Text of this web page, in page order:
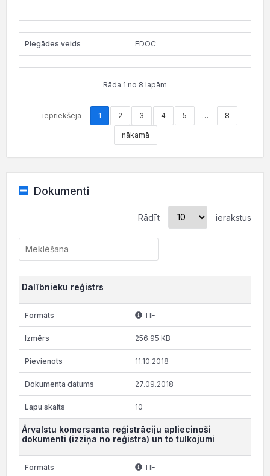
EDOC
Rāda 1 no 8 lapām
iepriekšējā 1 2 3 4 5 … 8
nākamā
Dokumenti
Rādīt ierakstus
Dalībnieku reģistrs
TIF
256.95 KB
11.10.2018
27.09.2018
10
Ārvalstu komersanta reģistrāciju apliecinoši
dokumenti (izziņa no reģistra) un to tulkojumi
TIF